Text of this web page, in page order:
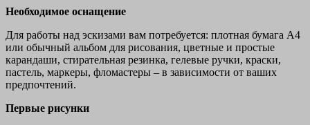
Необходимое оснащение
Для работы над эскизами вам потребуется: плотная бумага А4
или обычный альбом для рисования, цветные и простые
карандаши, стирательная резинка, гелевые ручки, краски,
пастель, маркеры, фломастеры – в зависимости от ваших
предпочтений.
Первые рисунки